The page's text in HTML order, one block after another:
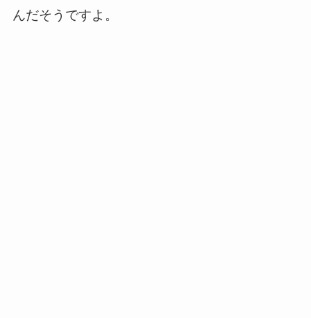
んだそうですよ。